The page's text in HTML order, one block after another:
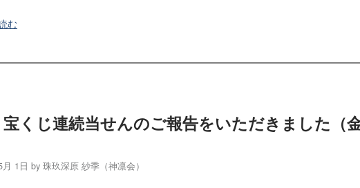
む
宝くじ連続当せんのご報告をいただきました（
1日 by 珠玖深原 紗季（神凛会）